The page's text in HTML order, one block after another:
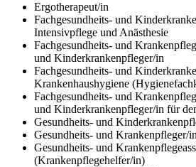
Ergotherapeut/in
Fachgesundheits- und
Intensivpflege und Anästhesie
Fachgesundheits- und
und Kinderkrankenpfleger/in
Fachgesundheits- und
Krankenhaushygiene
Fachgesundheits- und
und Kinderkrankenpfleger/in für
Gesundheits- und
Gesundheits- und Krankenpfleger/in
Gesundheits- und
(Krankenpflegehelfer/in)